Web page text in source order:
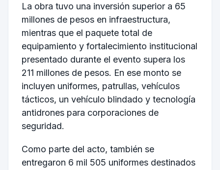
La obra tuvo una inversión superior a 65
millones de pesos en infraestructura,
mientras que el paquete total de
equipamiento y fortalecimiento institucional
presentado durante el evento supera los
211 millones de pesos. En ese monto se
incluyen uniformes, patrullas, vehículos
tácticos, un vehículo blindado y tecnología
antidrones para corporaciones de
seguridad.
Como parte del acto, también se
entregaron 6 mil 505 uniformes destinados